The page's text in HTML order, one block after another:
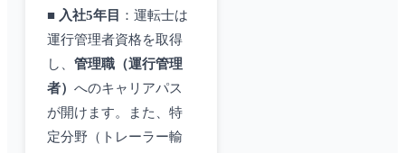
■ 入社5年目
：運転士は
運行管理者資格を取得
し、 管理職（運行管理
者） へのキャリアパス
が開けます。また、特
定分野（トレーラー輸